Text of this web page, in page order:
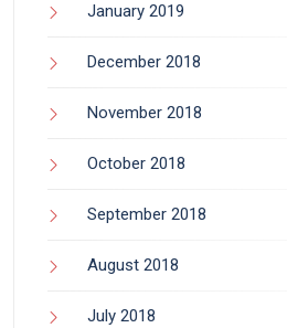
January 2019
December 2018
November 2018
October 2018
September 2018
August 2018
July 2018